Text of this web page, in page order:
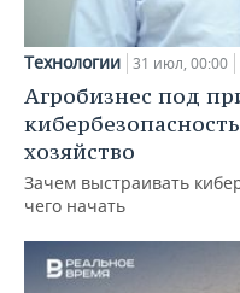
Технологии 31 июл, 00:00
Агробизнес под
хозяйство
Зачем выстраивать
чего начать